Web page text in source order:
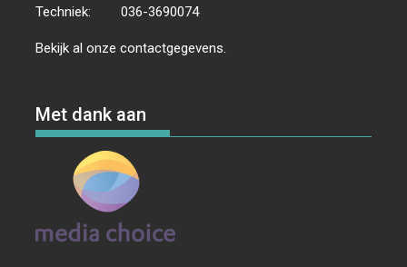
Techniek:
036-3690074
Bekijk al onzecontactgegevens
Met dank aan